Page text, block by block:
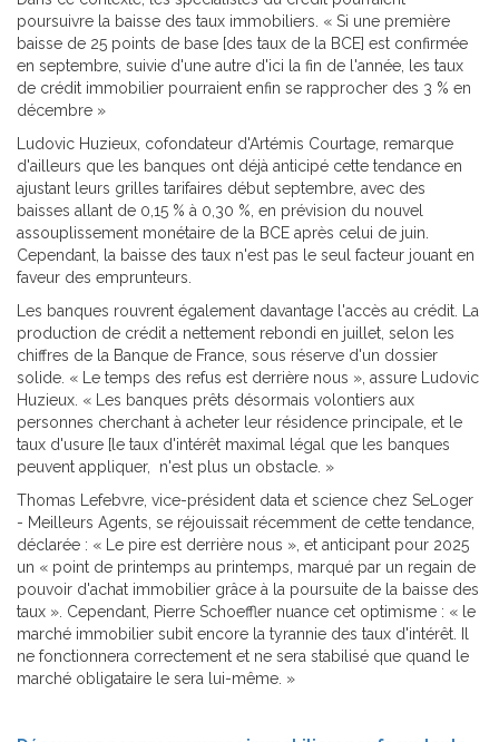
poursuivre la baisse des taux immobiliers. « Si une première
baisse de 25 points de base [des taux de la BCE] est confirmée
en septembre, suivie d'une autre d'ici la fin de l'année, les taux
de crédit immobilier pourraient enfin se rapprocher des 3 % en
décembre »
Ludovic Huzieux, cofondateur d'Artémis Courtage, remarque
d'ailleurs que les banques ont déjà anticipé cette tendance en
ajustant leurs grilles tarifaires début septembre, avec des
baisses allant de 0,15 % à 0,30 %, en prévision du nouvel
assouplissement monétaire de la BCE après celui de juin.
Cependant, la baisse des taux n'est pas le seul facteur jouant en
faveur des emprunteurs.
Les banques rouvrent également davantage l'accès au crédit. La
production de crédit a nettement rebondi en juillet, selon les
chiffres de la Banque de France, sous réserve d'un dossier
solide. « Le temps des refus est derrière nous », assure Ludovic
Huzieux. « Les banques prêts désormais volontiers aux
personnes cherchant à acheter leur résidence principale, et le
taux d'usure [le taux d'intérêt maximal légal que les banques
peuvent appliquer, n'est plus un obstacle. »
Thomas Lefebvre, vice-président data et science chez SeLoger
- Meilleurs Agents, se réjouissait récemment de cette tendance,
déclarée : « Le pire est derrière nous », et anticipant pour 2025
un « point de printemps au printemps, marqué par un regain de
pouvoir d'achat immobilier grâce à la poursuite de la baisse des
taux ». Cependant, Pierre Schoeffler nuance cet optimisme : « le
marché immobilier subit encore la tyrannie des taux d'intérêt. Il
ne fonctionnera correctement et ne sera stabilisé que quand le
marché obligataire le sera lui-même. »